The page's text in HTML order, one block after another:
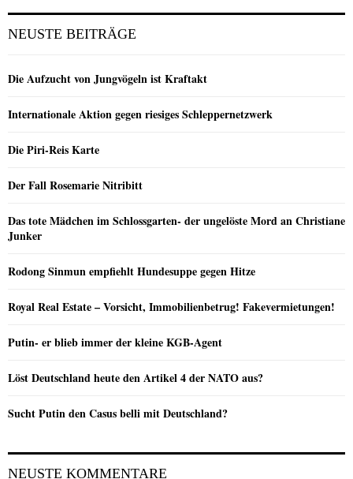
NEUSTE BEITRÄGE
Die Aufzucht von Jungvögeln ist Kraftakt
Internationale Aktion gegen riesiges Schleppernetzwerk
Die Piri-Reis Karte
Der Fall Rosemarie Nitribitt
Das tote Mädchen im Schlossgarten- der ungelöste Mord an Christiane
Junker
Rodong Sinmun empfiehlt Hundesuppe gegen Hitze
Royal Real Estate – Vorsicht, Immobilienbetrug! Fakevermietungen!
Putin- er blieb immer der kleine KGB-Agent
Löst Deutschland heute den Artikel 4 der NATO aus?
Sucht Putin den Casus belli mit Deutschland?
NEUSTE KOMMENTARE